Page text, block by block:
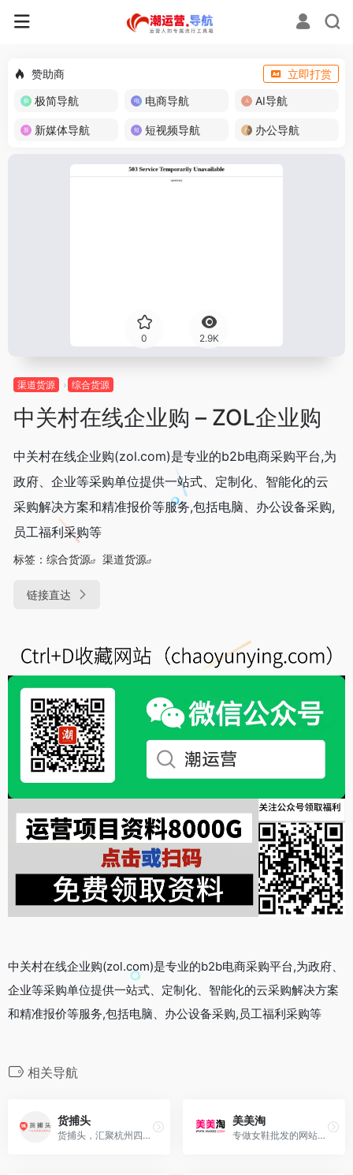
赞助商
立即打赏
极简导航
电商导航 AI导航
新媒体导航 短视频导航 办公导航
0 2.9K
渠道货源 综合货源
中关村在线企业购 – ZOL企业购
中关村在线企业购(zol.com)是专业的b2b电商采购平台,为
政府、企业等采购单位提供一站式、定制化、智能化的云
采购解决方案和精准报价等服务,包括电脑、办公设备采购,
员工福利采购等
标签： 综合货源 渠道货源
链接直达
中关村在线企业购(zol.com)是专业的b2b电商采购平台,为政府、
企业等采购单位提供一站式、定制化、智能化的云采购解决方案
和精准报价等服务,包括电脑、办公设备采购,员工福利采购等
相关导航
货捕头
货捕头，汇聚杭州四季青、广州沙河、织里童装等产地批发市场一手货源，为广大淘宝天猫、拼多多京东、抖音快手网红直播等卖家提供货源一件代发服务。
美美淘
专做女鞋批发的网站，女鞋一件代发，女鞋分销，女鞋货源，厂家直销！